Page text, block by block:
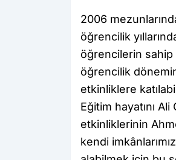
2006
öğrencilik
öğrencilerin sahip
öğrencilik
etkinliklere
Eğitim hayatını
etkinliklerinin
kendi